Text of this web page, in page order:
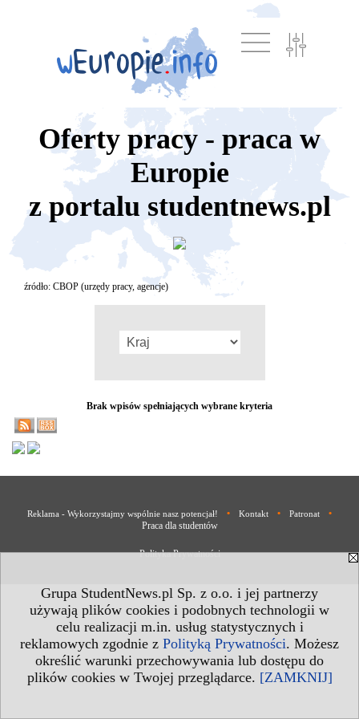
Grupa StudentNews.pl Sp. z o.o. i jej partnerzy
używają plików cookies i podobnych technologii w
celu realizacji m.in. usług statystycznych i
reklamowych zgodnie z Polityką Prywatności. Możesz
określić warunki przechowywania lub dostępu do
plików cookies w Twojej przeglądarce. [ZAMKNIJ]
Oferty pracy - praca w
Europie
z portalu studentnews.pl
źródło: CBOP (urzędy pracy, agencje)
Brak wpisów spełniających wybrane kryteria
Reklama - Wykorzystajmy wspólnie nasz potencjał! • Kontakt • Patronat
•
Praca dla studentów
Polityka Prywatności